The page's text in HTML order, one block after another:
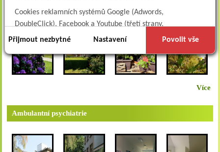
Více
Ambulantní psychiatrie
Cookies reklamních systémů Google (Adwords,
DoubleClick), Facebook a Youtube (třetí strany,
dlouhodobé). Tyto
cookiesslouží k marketingovému
například prostřednictvím personalizované reklamy na
sociálních sítích.
Technické cookies lišty CookieBot (třetí strany, dlouhodobé),
ohledně toho, s jakými (netechnickými) cookies nám
umožňujete nakládat.
Cookies nikdy nepoužíváme k tomu, abychom vás osobně
Přijmout nezbytné Nastavení Povolit vše